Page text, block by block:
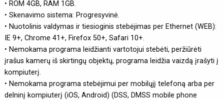
• ROM 4GB, RAM 1GB.
• Skenavimo sistema: Progresyvinė.
• Nuotolinis valdymas ir tiesioginis stebėjimas per Ethernet (WEB):
IE 9+, Chrome 41+, Firefox 50+, Safari 10+.
• Nemokama programa leidžianti vartotojui stebėti, peržiūrėti
įrašus kamerų iš skirtingų objektų, programa leidžia vaizdą įrašyti į
kompiuterį.
• Nemokama programa stebėjimui per mobilųjį telefoną arba per
delninį kompiuterį (iOS, Android) (DSS, DMSS mobile phone